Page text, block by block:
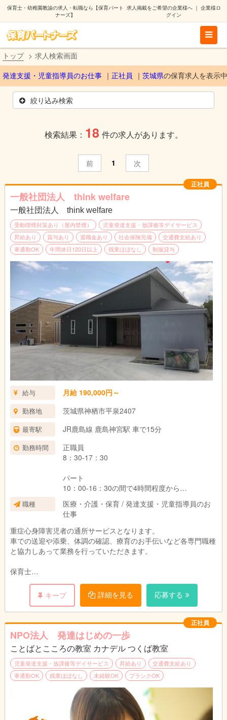
保育士・幼稚園教諭の求人・転職なら【保育パート
ナーズ】
求人掲載をご希望の企業様へ｜ 企業様ロ
グイン
トップ 求人検索画面
発達支援・児童指導員のお仕事 正社員 茨城県の保育求人を表示中
絞り込み検索
検索結果： 18 件の求人があります。
前 1 次
正社員
一般社団法人 think welfare
一般社団法人 think welfare
受動喫煙対策あり（屋内禁煙）
児童発達支援・放課後等デイサービス
昇給あり
賞与あり 退職金あり 社会保険完備
交通費支給あり
車通勤OK
年間休日120日以上 残業ほぼなし 制服貸与
給与 月給 190,000円～
勤務地 茨城県神栖市平泉2407
最寄駅 JR鹿島線 鹿島神宮駅 車で15分
勤務時間
正職員
8：30-17：30
パート
10：00-16：30の間で4時間程度から
時給900～1800
※資格・経験により変動します。
職種
医療・介護・保育 / 発達支援・児童指導員のお
仕事
重症心身障害児者の通所サービスとなります。
車での送迎や添乗、体調の確認、療育のお手伝いなど各専門職種
と協力しあって業務を行っていただきます。
保育士
児童指導員（要任用資格）
キープ
詳細を見る 応募する
正社員
NPO法人 発達はじめの一歩
ことばとこころの教室 カナデル つくば教室
児童発達支援・放課後等デイサービス 昇給あり
交通費支給あり
車通勤OK
残業ほぼなし 未経験OK ブランクOK